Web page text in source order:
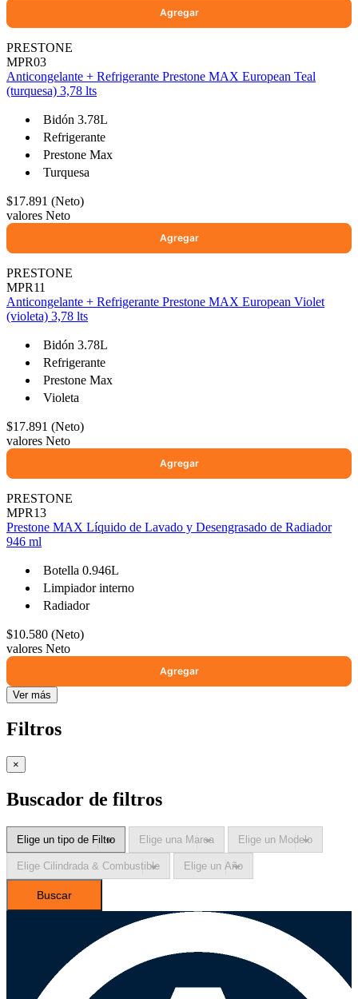
Ayuda
Inicio
Sobre nosotros
Talleres
Sucursales
Contacto
Reclamos
Regístrate como Mayorista
PRESTONE
MPR03
Anticongelante + Refrigerante Prestone MAX European Teal
(turquesa) 3,78 lts
Bidón 3.78L
Refrigerante
Prestone Max
Turquesa
$17.891 (Neto)
valores Neto
PRESTONE
MPR11
Anticongelante + Refrigerante Prestone MAX European Violet
(violeta) 3,78 lts
Bidón 3.78L
Refrigerante
Prestone Max
Violeta
$17.891 (Neto)
valores Neto
PRESTONE
MPR13
Prestone MAX Líquido de Lavado y Desengrasado de Radiador
946 ml
Botella 0.946L
Limpiador interno
Radiador
$10.580 (Neto)
valores Neto
Ver más
Filtros
×
Buscador de filtros
Buscar